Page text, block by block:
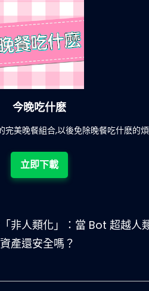
生被動技能查看器
辰八字、紫微斗數、西方占星、印度
立即下載
非人類化」：當 Bot 超越人
產還安全嗎？